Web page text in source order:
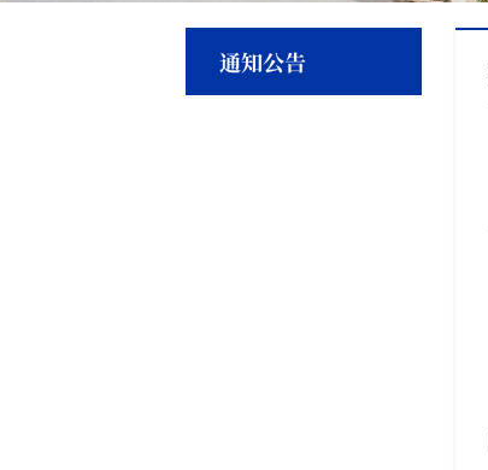
通知公告